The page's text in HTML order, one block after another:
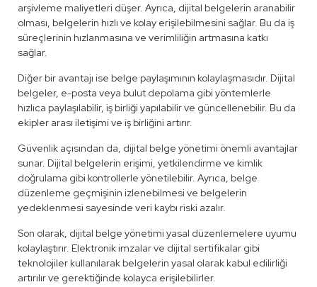
arşivleme maliyetleri düşer. Ayrıca, dijital belgelerin aranabilir
olması, belgelerin hızlı ve kolay erişilebilmesini sağlar. Bu da iş
süreçlerinin hızlanmasına ve verimliliğin artmasına katkı
sağlar.
Diğer bir avantajı ise belge paylaşımının kolaylaşmasıdır. Dijital
belgeler, e-posta veya bulut depolama gibi yöntemlerle
hızlıca paylaşılabilir, iş birliği yapılabilir ve güncellenebilir. Bu da
ekipler arası iletişimi ve iş birliğini artırır.
Güvenlik açısından da, dijital belge yönetimi önemli avantajlar
sunar. Dijital belgelerin erişimi, yetkilendirme ve kimlik
doğrulama gibi kontrollerle yönetilebilir. Ayrıca, belge
düzenleme geçmişinin izlenebilmesi ve belgelerin
yedeklenmesi sayesinde veri kaybı riski azalır.
Son olarak, dijital belge yönetimi yasal düzenlemelere uyumu
kolaylaştırır. Elektronik imzalar ve dijital sertifikalar gibi
teknolojiler kullanılarak belgelerin yasal olarak kabul edilirliği
artırılır ve gerektiğinde kolayca erişilebilirler.